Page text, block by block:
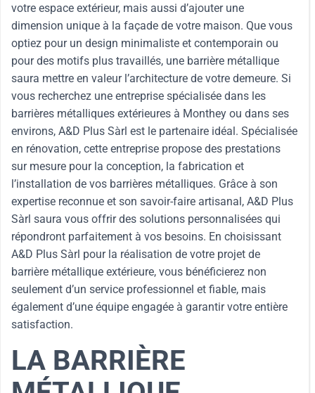
votre espace extérieur, mais aussi d’ajouter une
dimension unique à la façade de votre maison. Que vous
optiez pour un design minimaliste et contemporain ou
pour des motifs plus travaillés, une barrière métallique
saura mettre en valeur l’architecture de votre demeure. Si
vous recherchez une entreprise spécialisée dans les
barrières métalliques extérieures à Monthey ou dans ses
environs, A&D Plus Sàrl est le partenaire idéal. Spécialisée
en rénovation, cette entreprise propose des prestations
sur mesure pour la conception, la fabrication et
l’installation de vos barrières métalliques. Grâce à son
expertise reconnue et son savoir-faire artisanal, A&D Plus
Sàrl saura vous offrir des solutions personnalisées qui
répondront parfaitement à vos besoins. En choisissant
A&D Plus Sàrl pour la réalisation de votre projet de
barrière métallique extérieure, vous bénéficierez non
seulement d’un service professionnel et fiable, mais
également d’une équipe engagée à garantir votre entière
satisfaction.
LA BARRIÈRE